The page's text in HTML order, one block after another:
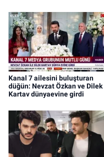
Kanal 7 ailesini buluşturan
düğün: Nevzat Özkan ve Dilek
Kartav dünyaevine girdi